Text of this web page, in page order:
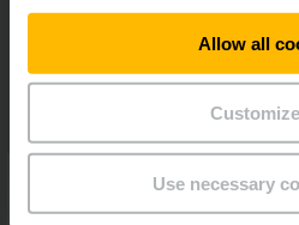
Allow all
Customize
Use necessary